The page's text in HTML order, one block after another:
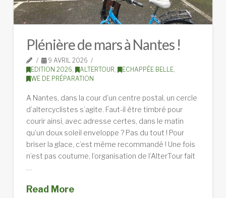
Plénière de mars à Nantes !
9 AVRIL 2026
EDITION 2026
ALTERTOUR ECHAPPÉE BELLE,
WE DE PRÉPARATION
A Nantes, dans la cour d’un centre postal, un cercle
d’altercyclistes s’agite. Faut-il être timbré pour
courir ainsi, avec adresse certes, dans le matin
qu’un doux soleil enveloppe ? Pas du tout ! Pour
briser la glace, c’est même recommandé ! Une fois
n’est pas coutume, l’organisation de l’AlterTour fait
…
Read More